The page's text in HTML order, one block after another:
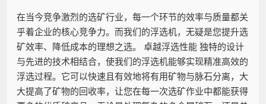
在当今竞争激烈的选矿行业，每一个环节的效率与质量都关
乎着企业的核心竞争力。而我们的浮选机，无疑是您提升选
矿效率、降低成本的理想之选。 卓越浮选性能 独特的设计
与先进的技术相结合，使我们的浮选机能够实现精准高效的
浮选过程。它可以快速且有效地将有用矿物与脉石分离，大
大提高了矿物的回收率，让您在每一次选矿作业中都能获得